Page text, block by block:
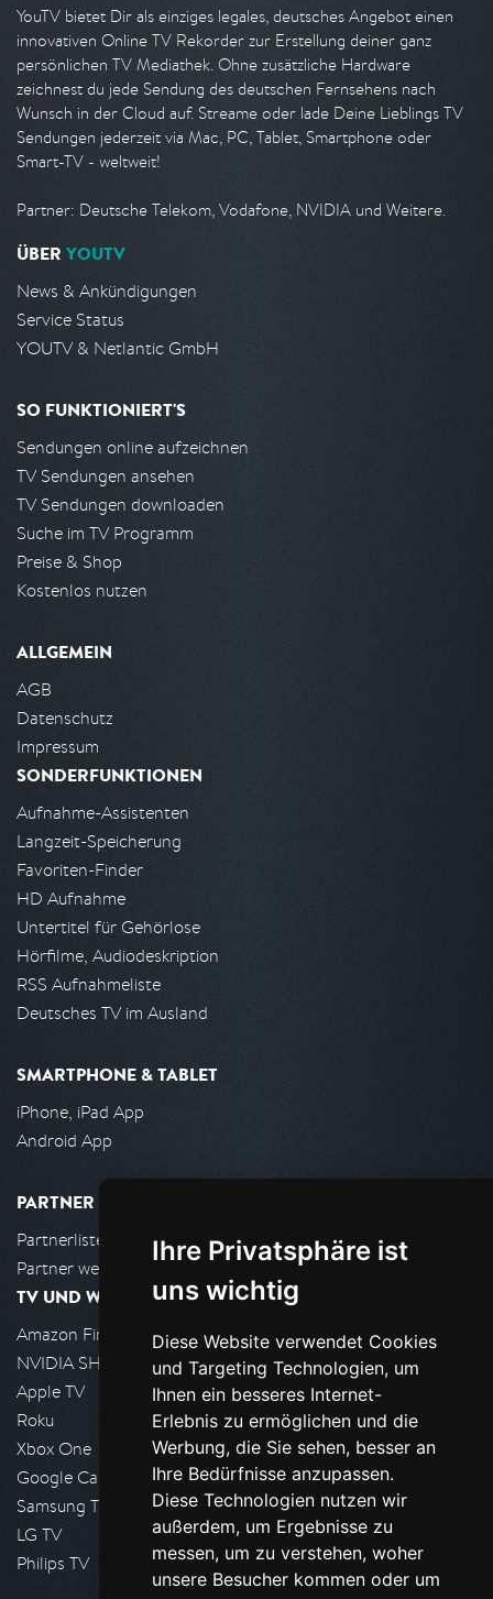
Ihre Privatsphäre ist
uns wichtig
Diese Website verwendet Cookies
und Targeting Technologien, um
Ihnen ein besseres Internet-
Erlebnis zu ermöglichen und die
Werbung, die Sie sehen, besser an
Ihre Bedürfnisse anzupassen.
Diese Technologien nutzen wir
außerdem, um Ergebnisse zu
messen, um zu verstehen, woher
unsere Besucher kommen oder um
YouTV bietet Dir als einziges legales, deutsches Angebot einen
innovativen Online TV Rekorder zur Erstellung deiner ganz
persönlichen TV Mediathek. Ohne zusätzliche Hardware
zeichnest du jede Sendung des deutschen Fernsehens nach
Wunsch in der Cloud auf. Streame oder lade Deine Lieblings TV
Sendungen jederzeit via Mac, PC, Tablet, Smartphone oder
Smart-TV - weltweit!
Partner: Deutsche Telekom, Vodafone, NVIDIA und Weitere.
ÜBER YOUTV
News & Ankündigungen
Service Status
YOUTV & Netlantic GmbH
SO FUNKTIONIERT'S
Sendungen online aufzeichnen
TV Sendungen ansehen
TV Sendungen downloaden
Suche im TV Programm
Preise & Shop
Kostenlos nutzen
ALLGEMEIN
AGB
Datenschutz
Impressum
SONDERFUNKTIONEN
Aufnahme-Assistenten
Langzeit-Speicherung
Favoriten-Finder
HD Aufnahme
Untertitel für Gehörlose
Hörfilme, Audiodeskription
RSS Aufnahmeliste
Deutsches TV im Ausland
SMARTPHONE & TABLET
iPhone, iPad App
Android App
PARTNER
Partnerliste
Partner werden
TV UND WOHNZIMMER
Amazon FireTV
NVIDIA SHIELD, Google TV
Apple TV
Roku
Xbox One
Google Cast
Samsung TV
LG TV
Philips TV